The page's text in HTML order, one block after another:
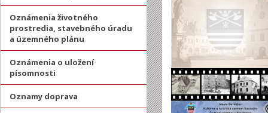
Oznámenia životného
prostredia, stavebného úradu
a územného plánu
Oznámenia o uložení
písomnosti
Oznamy doprava